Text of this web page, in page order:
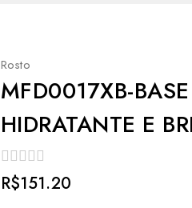
Rosto
MFD0017XB-
HIDRATANTE E
0
out
R$151.20